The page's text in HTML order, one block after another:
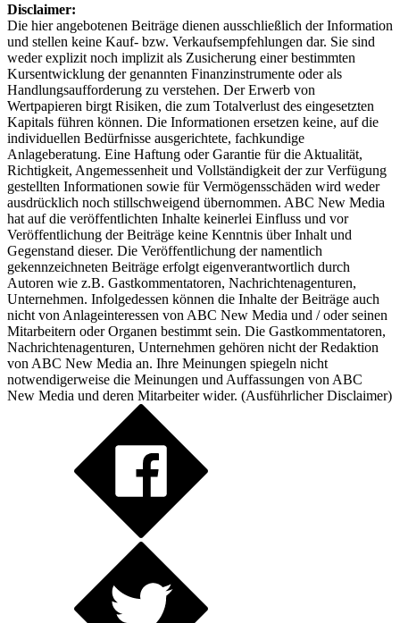
Disclaimer:
Die hier angebotenen Beiträge dienen ausschließlich der Information
und stellen keine Kauf- bzw. Verkaufsempfehlungen dar. Sie sind
weder explizit noch implizit als Zusicherung einer bestimmten
Kursentwicklung der genannten Finanzinstrumente oder als
Handlungsaufforderung zu verstehen. Der Erwerb von
Wertpapieren birgt Risiken, die zum Totalverlust des eingesetzten
Kapitals führen können. Die Informationen ersetzen keine, auf die
individuellen Bedürfnisse ausgerichtete, fachkundige
Anlageberatung. Eine Haftung oder Garantie für die Aktualität,
Richtigkeit, Angemessenheit und Vollständigkeit der zur Verfügung
gestellten Informationen sowie für Vermögensschäden wird weder
ausdrücklich noch stillschweigend übernommen. ABC New Media
hat auf die veröffentlichten Inhalte keinerlei Einfluss und vor
Veröffentlichung der Beiträge keine Kenntnis über Inhalt und
Gegenstand dieser. Die Veröffentlichung der namentlich
gekennzeichneten Beiträge erfolgt eigenverantwortlich durch
Autoren wie z.B. Gastkommentatoren, Nachrichtenagenturen,
Unternehmen. Infolgedessen können die Inhalte der Beiträge auch
nicht von Anlageinteressen von ABC New Media und / oder seinen
Mitarbeitern oder Organen bestimmt sein. Die Gastkommentatoren,
Nachrichtenagenturen, Unternehmen gehören nicht der Redaktion
von ABC New Media an. Ihre Meinungen spiegeln nicht
notwendigerweise die Meinungen und Auffassungen von ABC
New Media und deren Mitarbeiter wider. (Ausführlicher Disclaimer)